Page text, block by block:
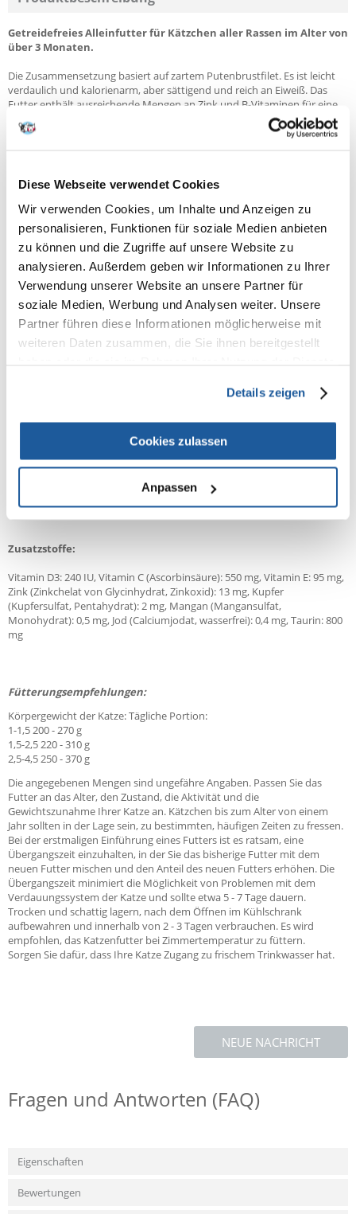
Diese Webseite verwendet Cookies
Wir verwenden Cookies, um Inhalte und Anzeigen zu
personalisieren, Funktionen für soziale Medien anbieten
zu können und die Zugriffe auf unsere Website zu
analysieren. Außerdem geben wir Informationen zu Ihrer
Verwendung unserer Website an unsere Partner für
soziale Medien, Werbung und Analysen weiter. Unsere
Partner führen diese Informationen möglicherweise mit
weiteren Daten zusammen, die Sie ihnen bereitgestellt
Details zeigen
Cookies zulassen
Anpassen
Getreidefreies Alleinfutter für Kätzchen aller Rassen im Alter von
über 3 Monaten.
Die Zusammensetzung basiert auf zartem Putenbrustfilet. Es ist leicht
verdaulich und kalorienarm, aber sättigend und reich an Eiweiß. Das
Futter enthält ausreichende Mengen an Zink und B-Vitaminen für eine
gesunde Haut und ein gesundes Fell.
Lachsöl liefert die Fettsäuren, die für die richtige Entwicklung des
Wesentliche Merkmale:
- getreidefrei
- Ausgewogen
- Hoher Gehalt an Fleisch und tierischen Erzeugnissen
- Stabilisiert durch Sterilisationsverfahren
- Frei von Konservierungsstoffen, Farbstoffen und Aromen
Zusammensetzung:
Schweinefleisch 10% (Muskelmagen), Mineralstoffe, Lachsöl 0,5%,
Analyse:
Rohes Eiweiß: 11%, Rohfett: 7%, Rohasche: 1,5%, Rohfaser: 1%,
Zusatzstoffe:
Vitamin D3: 240 IU, Vitamin C (Ascorbinsäure): 550 mg, Vitamin E: 95 mg,
Zink (Zinkchelat von Glycinhydrat, Zinkoxid): 13 mg, Kupfer
(Kupfersulfat, Pentahydrat): 2 mg, Mangan (Mangansulfat,
Monohydrat): 0,5 mg, Jod (Calciumjodat, wasserfrei): 0,4 mg, Taurin: 800
mg
Fütterungsempfehlungen:
Körpergewicht der Katze: Tägliche Portion:
1-1,5 200 - 270 g
1,5-2,5 220 - 310 g
2,5-4,5 250 - 370 g
Die angegebenen Mengen sind ungefähre Angaben. Passen Sie das
Futter an das Alter, den Zustand, die Aktivität und die
Gewichtszunahme Ihrer Katze an. Kätzchen bis zum Alter von einem
Jahr sollten in der Lage sein, zu bestimmten, häufigen Zeiten zu fressen.
Bei der erstmaligen Einführung eines Futters ist es ratsam, eine
Übergangszeit einzuhalten, in der Sie das bisherige Futter mit dem
neuen Futter mischen und den Anteil des neuen Futters erhöhen. Die
Übergangszeit minimiert die Möglichkeit von Problemen mit dem
Verdauungssystem der Katze und sollte etwa 5 - 7 Tage dauern.
Trocken und schattig lagern, nach dem Öffnen im Kühlschrank
aufbewahren und innerhalb von 2 - 3 Tagen verbrauchen. Es wird
empfohlen, das Katzenfutter bei Zimmertemperatur zu füttern.
Sorgen Sie dafür, dass Ihre Katze Zugang zu frischem Trinkwasser hat.
NEUE NACHRICHT
Fragen und Antworten (FAQ)
Eigenschaften
Bewertungen